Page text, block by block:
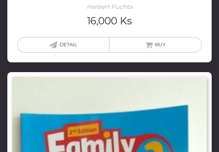
Herbert Puchta
16,000 Ks
DETAIL BUY